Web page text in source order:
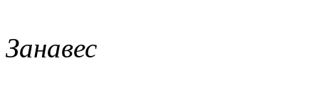
Занавес